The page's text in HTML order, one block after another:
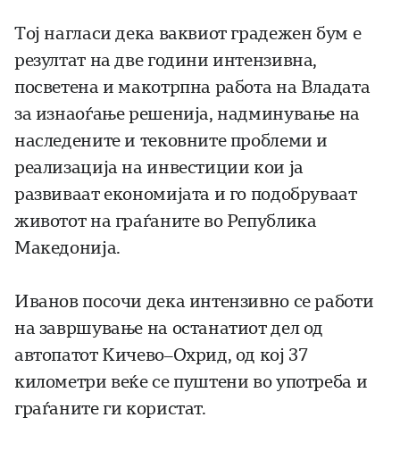
Тој нагласи дека ваквиот градежен бум е
резултат на две години интензивна,
посветена и макотрпна работа на Владата
за изнаоѓање решенија, надминување на
наследените и тековните проблеми и
реализација на инвестиции кои ја
развиваат економијата и го подобруваат
животот на граѓаните во Република
Македонија.
Иванов посочи дека интензивно се работи
на завршување на останатиот дел од
автопатот Кичево–Охрид, од кој 37
километри веќе се пуштени во употреба и
граѓаните ги користат.